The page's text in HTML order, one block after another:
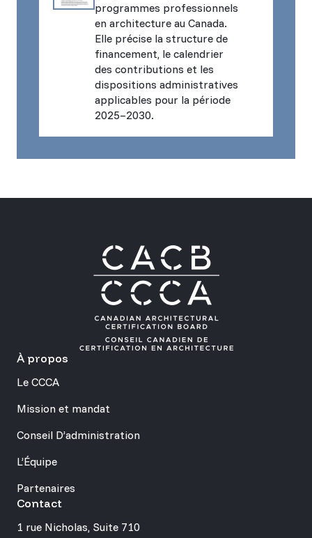
programmes professionnels
en architecture au Canada.
Elle précise la structure de
financement, le calendrier
des contributions et les
dispositions administratives
applicables pour la période
2025–2030.
À propos
Le CCCA
Mission et mandat
Conseil D’administration
L’Équipe
Partenaires
Contact
1 rue Nicholas, Suite 710